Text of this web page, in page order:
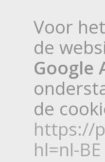
Voor
de
Google
de
https://
hl=nl-BE